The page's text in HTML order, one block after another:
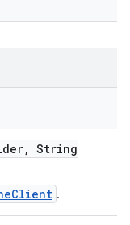
, String
.